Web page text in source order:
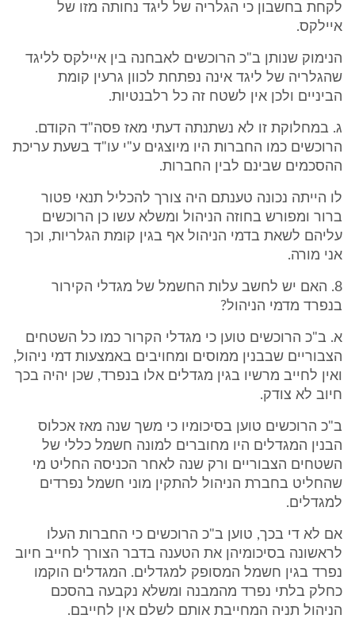
לקחת בחשבון כי הגלריה של ליגד נחותה מזו של
איילקס.
הנימוק שנותן ב"כ הרוכשים לאבחנה בין איילקס לליגד
שהגלריה של ליגד אינה נפתחת לכוון גרעין קומת
הביניים ולכן אין לשטח זה כל רלבנטיות.
ג. במחלוקת זו לא נשתנתה דעתי מאז פסה"ד הקודם.
הרוכשים כמו החברות היו מיוצגים ע"י עו"ד בשעת עריכת
ההסכמים שבינם לבין החברות.
לו הייתה נכונה טענתם היה צורך להכליל תנאי פטור
ברור ומפורש בחוזה הניהול ומשלא עשו כן הרוכשים
עליהם לשאת בדמי הניהול אף בגין קומת הגלריות, וכך
אני מורה.
8. האם יש לחשב עלות החשמל של מגדלי הקירור
בנפרד מדמי הניהול?
א. ב"כ הרוכשים טוען כי מגדלי הקרור כמו כל השטחים
הצבוריים שבבנין ממוסים ומחויבים באמצעות דמי ניהול,
ואין לחייב מרשיו בגין מגדלים אלו בנפרד, שכן יהיה בכך
חיוב לא צודק.
ב"כ הרוכשים טוען בסיכומיו כי משך שנה מאז אכלוס
הבנין המגדלים היו מחוברים למונה חשמל כללי של
השטחים הצבוריים ורק שנה לאחר הכניסה החליט מי
שהחליט בחברת הניהול להתקין מוני חשמל נפרדים
למגדלים.
אם לא די בכך, טוען ב"כ הרוכשים כי החברות העלו
לראשונה בסיכומיהן את הטענה בדבר הצורך לחייב חיוב
נפרד בגין חשמל המסופק למגדלים. המגדלים הוקמו
כחלק בלתי נפרד מהמבנה ומשלא נקבעה בהסכם
הניהול תניה המחייבת אותם לשלם אין לחייבם.